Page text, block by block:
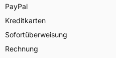
PayPal
Kreditkarten
Sofortüberweisung
Rechnung